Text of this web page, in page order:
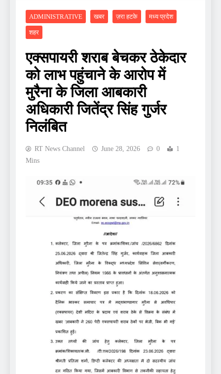
ADMINISTRATIVE खबर ज़रा हटके मध्य प्रदेश
शहर
एक्सपायरी शराब बेचकर ठेकेदार
को लाभ पहुंचाने के आरोप में
मुरैना के जिला आबकारी
अधिकारी जितेंद्र सिंह गुर्जर
निलंबित
RT News Channel June 28, 2026 0
1
Mins